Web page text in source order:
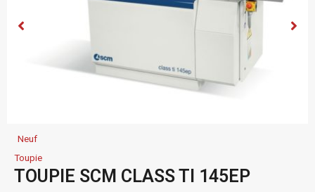
Neuf
Toupie
TOUPIE SCM CLASS TI 145EP